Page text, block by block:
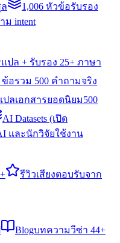
1,006 หัวข้อรับรอง
ม intent
แปล + รับรอง 25+ ภาษา
ข้อรวม 500 คำถามจริง
ปลเอกสารยอดนิยม500
AI Datasets (เปิด
และนักวิจัยใช้งาน
รีวิวเสียงตอบรับจาก
Blogบทความวีซ่า 44+